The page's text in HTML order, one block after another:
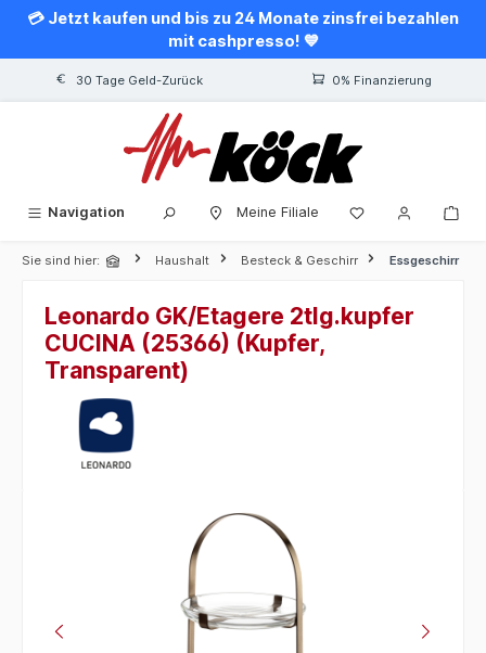
springen
💳 Jetzt kaufen und bis zu 24 Monate zinsfrei bezahlen
mit cashpresso! 💙
30 Tage Geld-Zurück 0% Finanzierung
Navigation Meine Filiale
Sie sind hier: Haushalt Besteck & Geschirr Essgeschirr
Leonardo GK/Etagere 2tlg.kupfer
CUCINA (25366) (Kupfer,
Transparent)
Bildergalerie überspringen